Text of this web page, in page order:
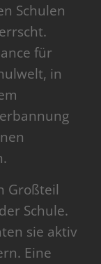
Schulen
für
in
Großteil
Schule.
sie aktiv
Eine